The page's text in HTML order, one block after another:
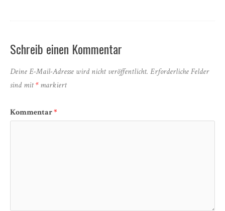
Schreib einen Kommentar
Deine E-Mail-Adresse wird nicht veröffentlicht. Erforderliche Felder
sind mit*markiert
Kommentar*